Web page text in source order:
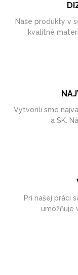
Naše produkty v
kvalitné
Vytvorili sme
a SK.
Pri našej práci
umožňuje